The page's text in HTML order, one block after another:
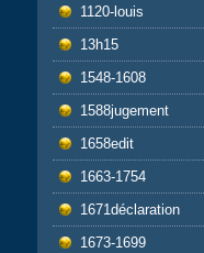
1120-louis
13h15
1548-1608
1588jugement
1658edit
1663-1754
1671déclaration
1673-1699